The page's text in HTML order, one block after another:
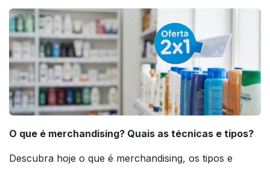
O que é merchandising? Quais as técnicas e tipos?
Descubra hoje o que é merchandising, os tipos e